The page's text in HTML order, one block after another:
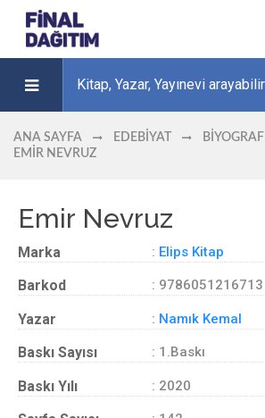
ANA SAYFA EDEBIYAT
EMIR NEVRUZ
Emir Nevruz
Marka : Elips Kitap
Barkod : 9786051216713
Yazar : Namık Kemal
Baskı Sayısı : 1.Baskı
Baskı Yılı : 2020